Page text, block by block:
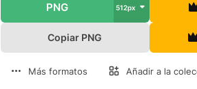
PNG 512px
Copiar PNG
Más formatos Añadir a la